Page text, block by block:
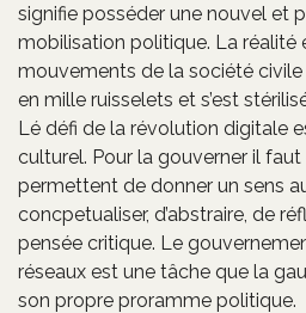
signifie posséder une nouvel et
mobilisation politique. La réalité
mouvements de la société civile
en mille ruisselets et s’est
Lé défi de la révolution digitale
culturel. Pour la gouverner il
permettent de donner un sens
concpetualiser, d’abstraire, de
pensée critique. Le
réseaux est une tâche que la
son propre proramme politique.